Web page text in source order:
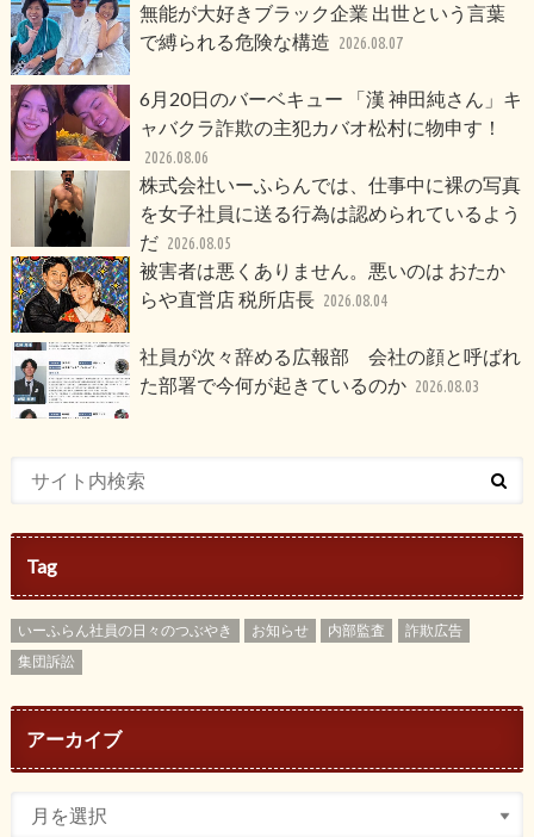
無能が大好きブラック企業 出世という言葉
で縛られる危険な構造 2026.08.07
6月20日のバーベキュー 「漢 神田純さん」キ
ャバクラ詐欺の主犯カバオ松村に物申す！
2026.08.06
株式会社いーふらんでは、仕事中に裸の写真
を女子社員に送る行為は認められているよう
だ 2026.08.05
被害者は悪くありません。悪いのは おたか
らや直営店 税所店長 2026.08.04
社員が次々辞める広報部 会社の顔と呼ばれ
た部署で今何が起きているのか 2026.08.03
Tag
いーふらん社員の日々のつぶやき お知らせ 内部監査
詐欺広告
集団訴訟
アーカイブ